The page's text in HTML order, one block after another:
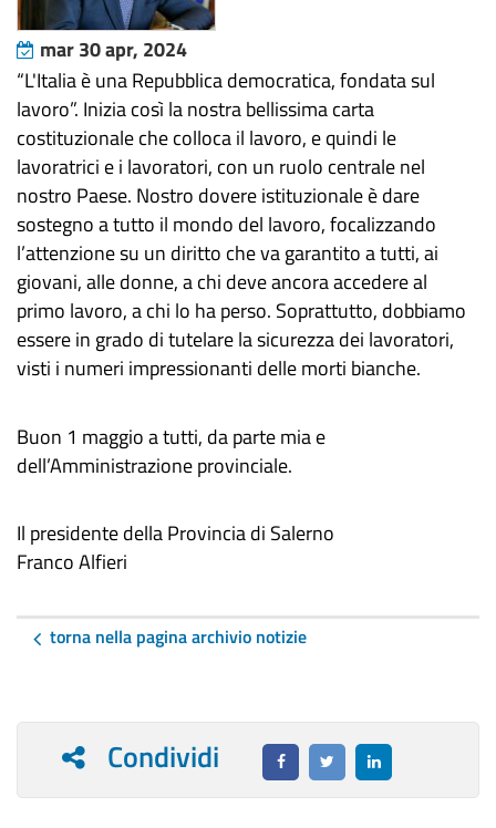
mar 30 apr, 2024
“L'Italia è una Repubblica democratica, fondata sul
lavoro”. Inizia così la nostra bellissima carta
costituzionale che colloca il lavoro, e quindi le
lavoratrici e i lavoratori, con un ruolo centrale nel
nostro Paese. Nostro dovere istituzionale è dare
sostegno a tutto il mondo del lavoro, focalizzando
l’attenzione su un diritto che va garantito a tutti, ai
giovani, alle donne, a chi deve ancora accedere al
primo lavoro, a chi lo ha perso. Soprattutto, dobbiamo
essere in grado di tutelare la sicurezza dei lavoratori,
visti i numeri impressionanti delle morti bianche.
Buon 1 maggio a tutti, da parte mia e
dell’Amministrazione provinciale.
Il presidente della Provincia di Salerno
Franco Alfieri
torna nella pagina archivio notizie
Condividi